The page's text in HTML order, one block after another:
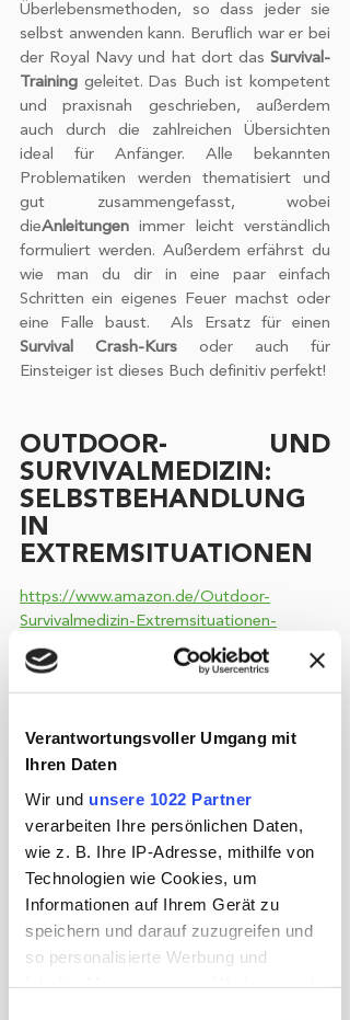
Verantwortungsvoller Umgang mit
Ihren Daten
Wir und unsere 1022 Partner
verarbeiten Ihre persönlichen Daten,
wie z. B. Ihre IP-Adresse, mithilfe von
Technologien wie Cookies, um
Informationen auf Ihrem Gerät zu
speichern und darauf zuzugreifen und
so personalisierte Werbung und
Überlebensmethoden, so dass jeder sie
selbst anwenden kann. Beruflich war er bei
der Royal Navy und hat dort das Survival-
Training geleitet. Das Buch ist kompetent
und praxisnah geschrieben, außerdem
auch durch die zahlreichen Übersichten
ideal für Anfänger. Alle bekannten
Problematiken werden thematisiert und
gut zusammengefasst, wobei
dieAnleitungen immer leicht verständlich
formuliert werden. Außerdem erfährst du
wie man du dir in eine paar einfach
Schritten ein eigenes Feuer machst oder
Survival Crash-Kurs oder auch für
OUTDOOR- UND
SURVIVALMEDIZIN:
SELBSTBEHANDLUNG
IN
EXTREMSITUATIONEN
https://www.amazon.de/Outdoor-
Survivalmedizin-Extremsituationen-
Johannes-
Vogel/dp/3613508354/ref=as_li_ss_il?
s=books&ie=UTF8&qid=1510142352&sr=
1&keywords=outdoor+und+survival+med
izin&dpID=512MzR8DxNL&preST=_SY26
4_BO1,204,203,200_QL40_&dpSrc=srch&l
21&linkId=e9639d45506bd904ab41d82498
580fb7
Der Outdoor und Survival-Experte
Grundlagenwissen über die menschliche